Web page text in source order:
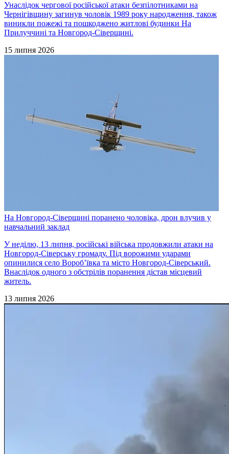
Унаслідок чергової російської атаки безпілотниками на
Чернігівщину загинув чоловік 1989 року народження, також
виникли пожежі та пошкоджено житлові будинки На
Прилуччині та Новгород-Сіверщині.
15 липня 2026
На Новгород-Сіверщині поранено чоловіка, дрон влучив у
навчальний заклад
У неділю, 13 липня, російські війська продовжили атаки на
Новгород-Сіверську громаду. Під ворожими ударами
опинилися село Вороб’ївка та місто Новгород-Сіверський.
Внаслідок одного з обстрілів поранення дістав місцевий
житель.
13 липня 2026